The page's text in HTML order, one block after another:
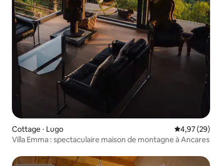
Cottage ⋅ Lugo Évaluation
4,97 (29)
Villa Emma : spectaculaire maison de montagne à Ancares